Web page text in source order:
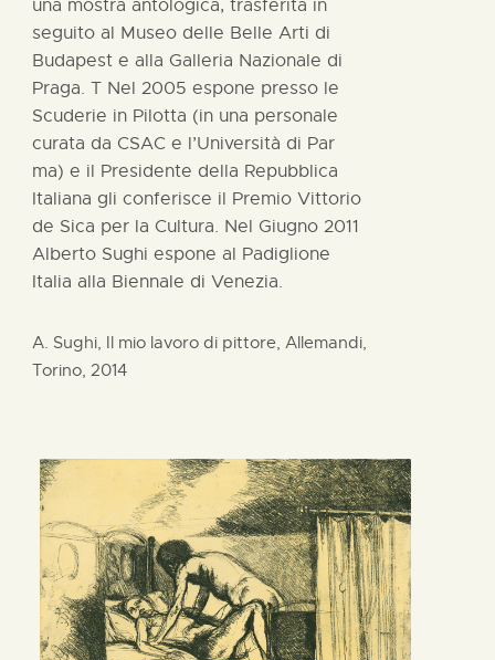
una mostra antologica, trasferita in
seguito al Museo delle Belle Arti di
Budapest e alla Galleria Nazionale di
Praga. T Nel 2005 espone presso le
Scuderie in Pilotta (in una personale
curata da CSAC e l’Università di Par
ma) e il Presidente della Repubblica
Italiana gli conferisce il Premio Vittorio
de Sica per la Cultura. Nel Giugno 2011
Alberto Sughi espone al Padiglione
Italia alla Biennale di Venezia.
A. Sughi, Il mio lavoro di pittore, Allemandi,
Torino, 2014